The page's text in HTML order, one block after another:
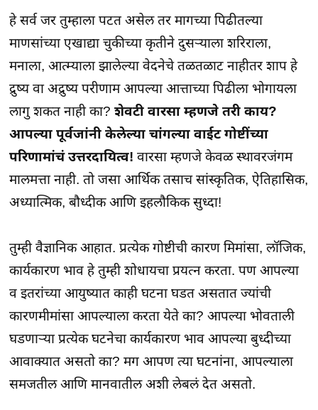
हे सर्व जर तुम्हाला पटत असेल तर मागच्या पिढीतल्या
माणसांच्या एखाद्या चुकीच्या कृतीने दुसऱ्याला शरिराला,
मनाला, आत्म्याला झालेल्या वेदनेचे तळतळाट नाहीतर शाप हे
द्रुष्य वा अद्रुष्य परीणाम आपल्या आत्ताच्या पिढीला भोगायला
लागु शकत नाही का?शेवटी वारसा म्हणजे तरी काय?
आपल्या पूर्वजांनी केलेल्या चांगल्या वाईट गोष्टींच्या
परिणामांचं उत्तरदायित्व! वारसा म्हणजे केवळ स्थावरजंगम
मालमत्ता नाही. तो जसा आर्थिक तसाच सांस्कृतिक, ऐतिहासिक,
अध्यात्मिक, बौध्दीक आणि इहलौकिक सुध्दा!
तुम्ही वैज्ञानिक आहात. प्रत्येक गोष्टीची कारण मिमांसा, लॉजिक,
कार्यकारण भाव हे तुम्ही शोधायचा प्रयत्न करता. पण आपल्या
व इतरांच्या आयुष्यात काही घटना घडत असतात ज्यांची
कारणमीमांसा आपल्याला करता येते का? आपल्या भोवताली
घडणाऱ्या प्रत्येक घटनेचा कार्यकारण भाव आपल्या बुध्दीच्या
आवाक्यात असतो का? मग आपण त्या घटनांना, आपल्याला
समजतील आणि मानवातील अशी लेबलं देत असतो.